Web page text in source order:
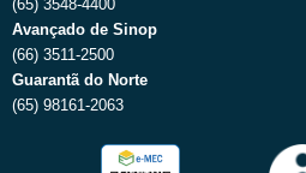
(65) 3548-4400
Avançado de Sinop
(66) 3511-2500
Guarantã do Norte
(65) 98161-2063